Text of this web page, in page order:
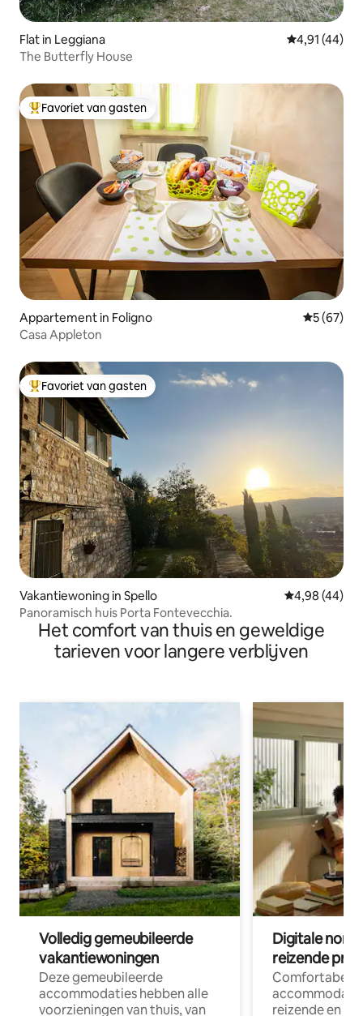
Flat in Leggiana Gemiddelde
4,91 (44)
The Butterfly House
Topfavoriet van gasten
Favoriet van gasten
Appartement in Foligno
5 (67)
Casa Appleton
Topfavoriet van gasten
Favoriet van gasten
Vakantiewoning in Spello Gemiddelde
4,98 (44)
Panoramisch huis Porta Fontevecchia.
Het comfort van thuis en geweldige
tarieven voor langere verblijven
Volledig gemeubileerde
vakantiewoningen
Deze gemeubileerde
accommodaties hebben alle
voorzieningen van thuis, van
Digitale
reizende
Comfortabele
reizende en